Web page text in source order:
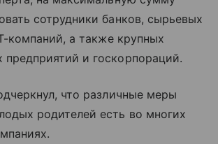
сотрудники банков, сырьевых
компаний, а также крупных
и госкорпораций.
что различные меры
родителей есть во многих